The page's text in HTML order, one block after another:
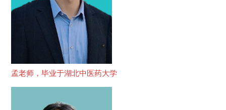
孟老师，毕业于湖北中医药大学